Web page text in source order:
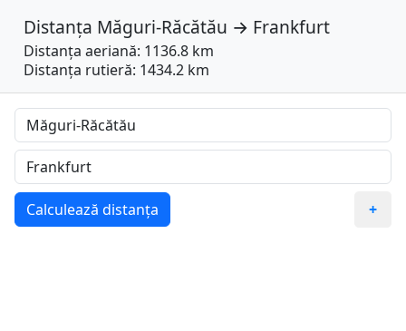
Distanța Măguri-Răcătău → Frankfurt
Distanța aeriană: 1136.8 km
Distanța rutieră: 1434.2 km
Calculează distanța +